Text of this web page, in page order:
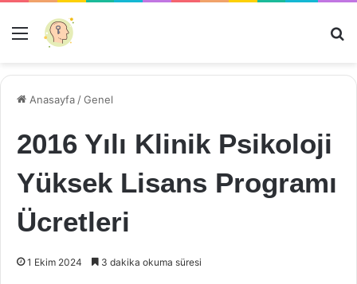
Menü
Anasayfa /Genel
2016 Yılı Klinik Psikoloji
Yüksek Lisans Programı
Ücretleri
1 Ekim 2024 3 dakika okuma süresi